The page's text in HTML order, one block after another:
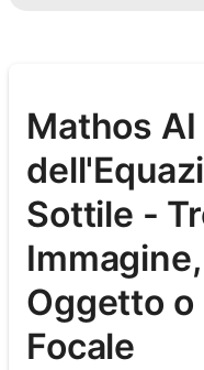
Mathos
Sottile -
Oggetto o
Focale